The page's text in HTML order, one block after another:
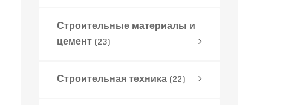
Строительные материалы и
цемент (23)
Строительная техника (22)